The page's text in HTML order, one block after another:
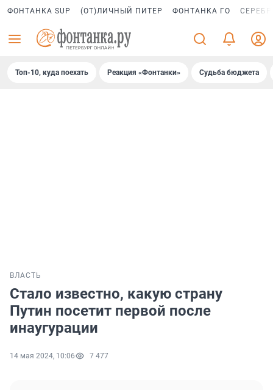
ФОНТАНКА SUP (ОТ)ЛИЧНЫЙ ПИТЕР ФОНТАНКА ГО
Топ-10, куда поехать Реакция «Фонтанки» Судьба бюджета
ВЛАСТЬ
Стало известно, какую страну
Путин посетит первой после
инаугурации
14 мая 2024, 10:06 7 477